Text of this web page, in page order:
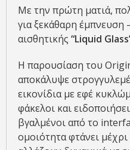
Με την πρώτη ματιά,
για ξεκάθαρη
αισθητικής “Liquid
Η παρουσίαση του
αποκάλυψε
εικονίδια με εφέ
φάκελοι και
βγαλμένοι από το
ομοιότητα φτάνει μέχρι